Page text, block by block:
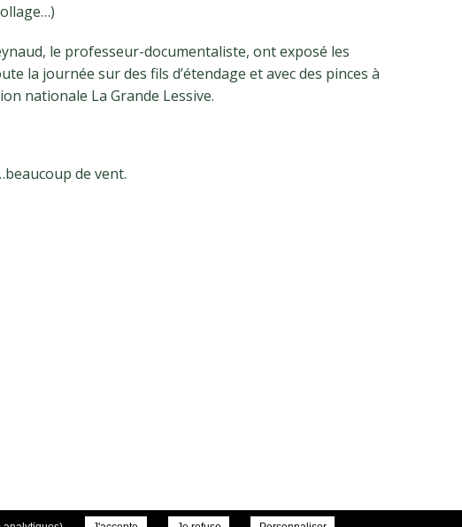
le professeur-documentaliste, ont exposé les
la journée sur des fils d’étendage et avec des pinces à
nationale La Grande Lessive.
de vent.